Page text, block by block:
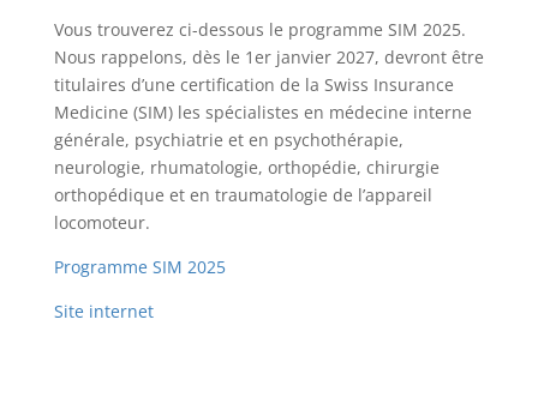
Vous trouverez ci-dessous le programme SIM 2025.
Nous rappelons, dès le 1er janvier 2027, devront être
titulaires d’une certification de la Swiss Insurance
Medicine (SIM) les spécialistes en médecine interne
générale, psychiatrie et en psychothérapie,
neurologie, rhumatologie, orthopédie, chirurgie
orthopédique et en traumatologie de l’appareil
locomoteur.
Programme SIM 2025
Site internet